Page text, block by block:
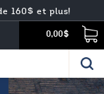
160$ et plus!
0,00$